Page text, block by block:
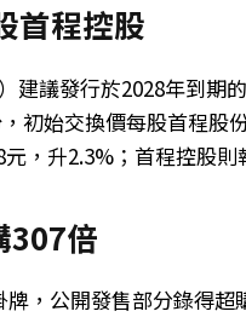
首程控股
建議發行於2028年到期
初始交換價每股首程股
，升2.3%；首程控股則
307倍
，公開發售部分錄得超